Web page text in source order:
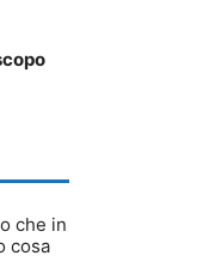
che in
cosa